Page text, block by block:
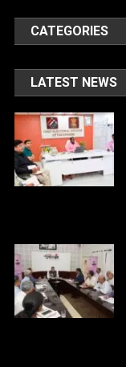
CATEGORIES
LATEST NEWS